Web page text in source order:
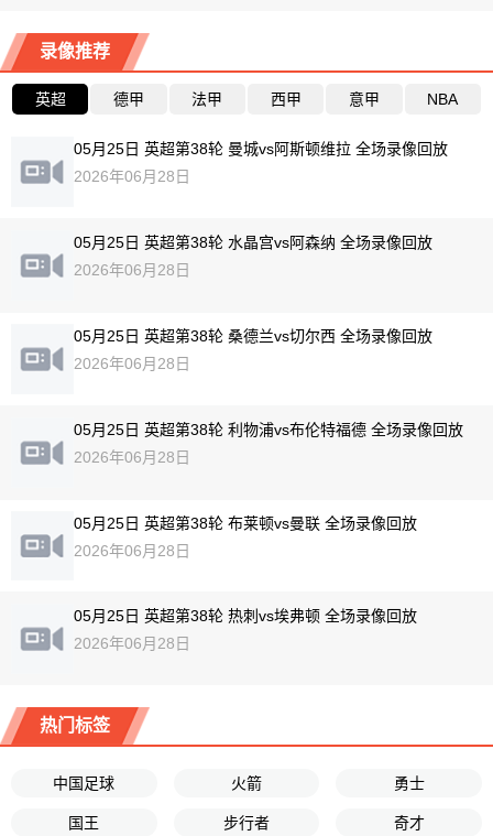
录像推荐
英超 德甲 法甲 西甲 意甲 NBA
05月25日 英超第38轮 曼城vs阿斯顿维拉 全场录像回放
2026年06月28日
05月25日 英超第38轮 水晶宫vs阿森纳 全场录像回放
2026年06月28日
05月25日 英超第38轮 桑德兰vs切尔西 全场录像回放
2026年06月28日
05月25日 英超第38轮 利物浦vs布伦特福德 全场录像回放
2026年06月28日
05月25日 英超第38轮 布莱顿vs曼联 全场录像回放
2026年06月28日
05月25日 英超第38轮 热刺vs埃弗顿 全场录像回放
2026年06月28日
热门标签
中国足球 火箭 勇士
国王 步行者 奇才